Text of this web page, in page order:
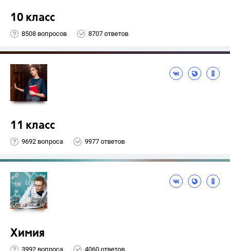
10 класс
8508 вопросов 8707 ответов
11 класс
9692 вопроса 9977 ответов
Химия
3992 вопроса 4060 ответов